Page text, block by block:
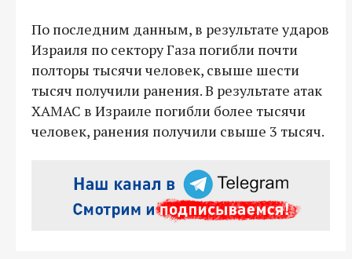
По последним данным, в результате ударов
Израиля по сектору Газа погибли почти
полторы тысячи человек, свыше шести
тысяч получили ранения. В результате атак
ХАМАС в Израиле погибли более тысячи
человек, ранения получили свыше 3 тысяч.